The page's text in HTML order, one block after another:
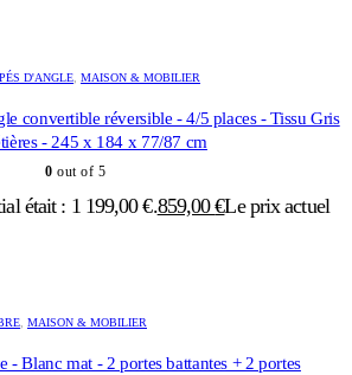
D'ANGLE, MAISON & MOBILIER
convertible réversible - 4/5 places - Tissu Gris
- 245 x 184 x 77/87 cm
0 out of 5
était : 1 199,00 €.859,00€Le prix actuel
, MAISON & MOBILIER
- Blanc mat - 2 portes battantes + 2 portes